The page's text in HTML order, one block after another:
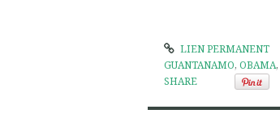
LIEN PERMANENT
GUANTANAMO, OBAMA,
SHARE